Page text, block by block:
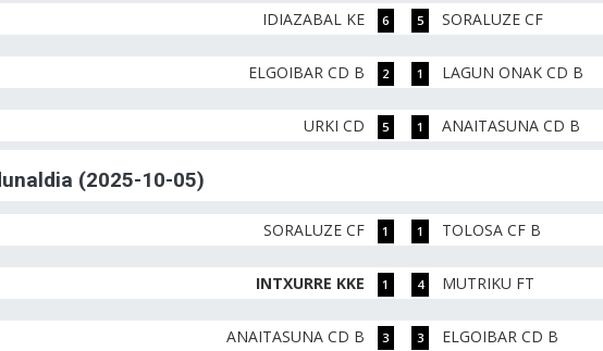
IDIAZABAL KE 6 5 SORALUZE CF
ELGOIBAR CD B 2 1 LAGUN ONAK CD B
URKI CD 5 1 ANAITASUNA CD B
(2025-10-05)
SORALUZE CF 1 1 TOLOSA CF B
INTXURRE KKE 1 4 MUTRIKU FT
ANAITASUNA CD B 3 3 ELGOIBAR CD B